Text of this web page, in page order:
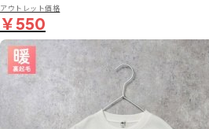
アウトレット価格
￥550